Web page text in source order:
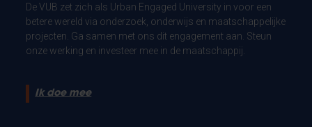
De VUB zet zich als Urban Engaged University in voor een
betere wereld via onderzoek, onderwijs en maatschappelijke
projecten. Ga samen met ons dit engagement aan. Steun
onze werking en investeer mee in de maatschappij.
Ik doe mee